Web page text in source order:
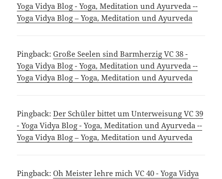
Yoga Vidya Blog - Yoga, Meditation und Ayurveda --
Yoga Vidya Blog – Yoga, Meditation und Ayurveda
Pingback:Große Seelen sind Barmherzig VC 38 -
Yoga Vidya Blog - Yoga, Meditation und Ayurveda --
Yoga Vidya Blog – Yoga, Meditation und Ayurveda
Pingback:Der Schüler bittet um Unterweisung VC 39
- Yoga Vidya Blog - Yoga, Meditation und Ayurveda --
Yoga Vidya Blog – Yoga, Meditation und Ayurveda
Pingback:Oh Meister lehre mich VC 40 - Yoga Vidya